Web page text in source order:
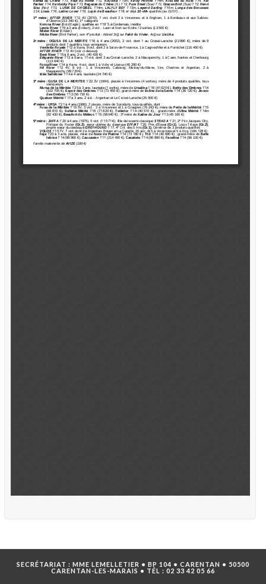
SECRÉTARIAT : MME LEMELLETIER • BP 104 • CARENTAN • 50500
CARENTAN-LES-MARAIS • TÉL : 02 33 42 05 66